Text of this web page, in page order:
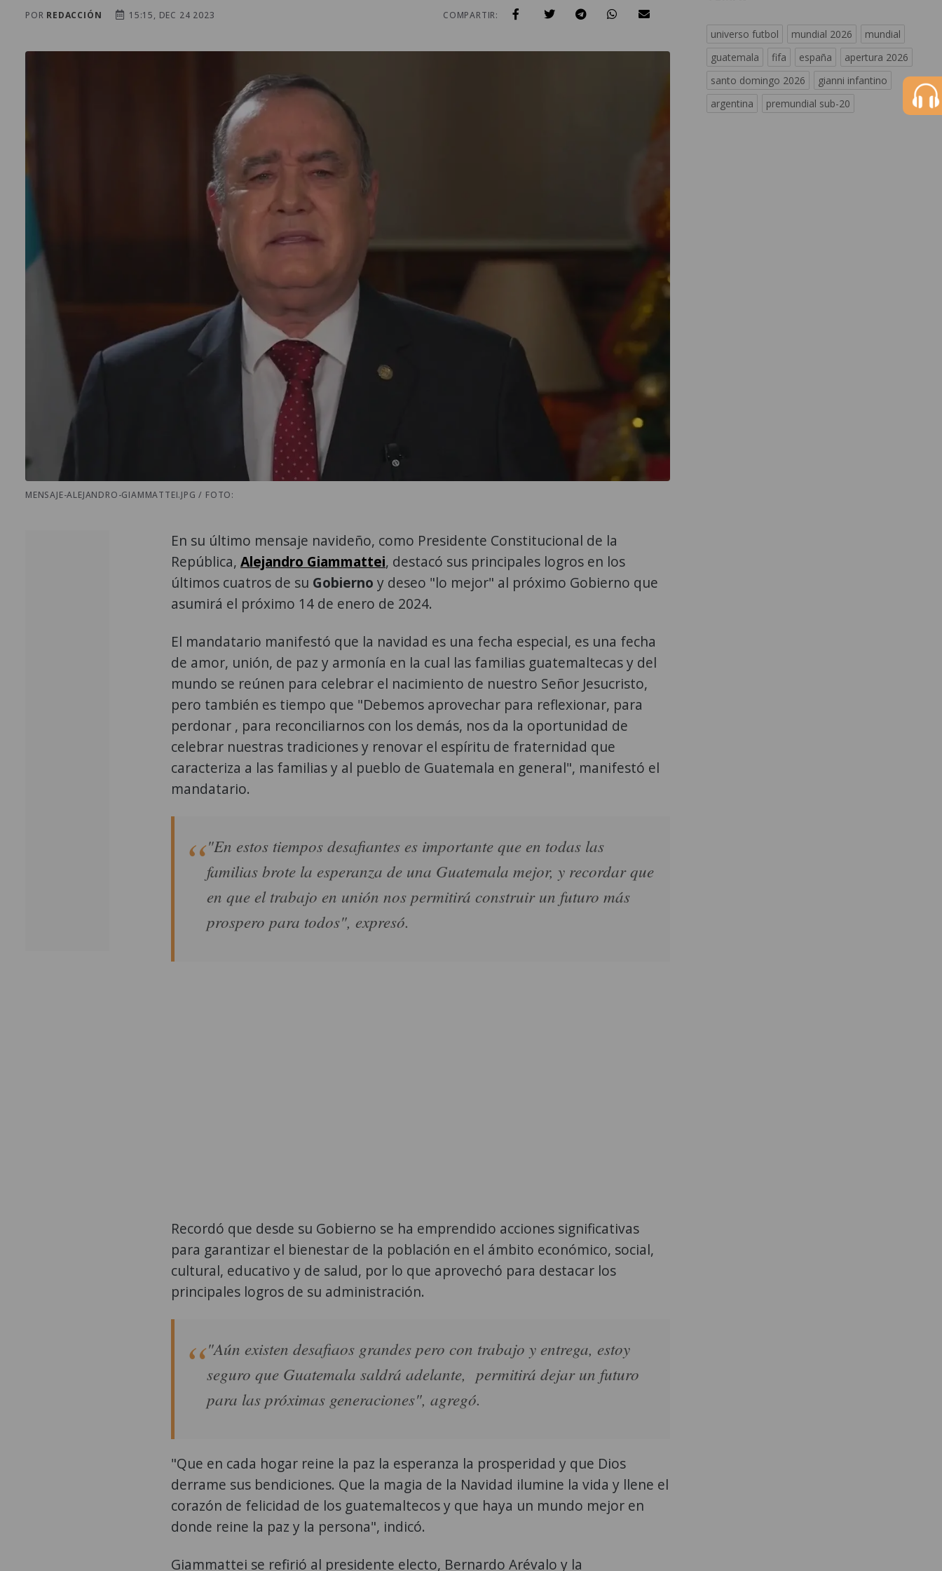
POR REDACCIÓN 15:15, DEC 24 2023 COMPARTIR:
MENSAJE-ALEJANDRO-GIAMMATTEI.JPG / FOTO:
En su último mensaje navideño, como Presidente Constitucional de la
República, Alejandro Giammattei, destacó sus principales logros en los
últimos cuatros de su Gobierno y deseo "lo mejor" al próximo Gobierno que
asumirá el próximo 14 de enero de 2024.
El mandatario manifestó que la navidad es una fecha especial, es una fecha
de amor, unión, de paz y armonía en la cual las familias guatemaltecas y del
mundo se reúnen para celebrar el nacimiento de nuestro Señor Jesucristo,
pero también es tiempo que "Debemos aprovechar para reflexionar, para
perdonar , para reconciliarnos con los demás, nos da la oportunidad de
celebrar nuestras tradiciones y renovar el espíritu de fraternidad que
caracteriza a las familias y al pueblo de Guatemala en general", manifestó el
mandatario.
"En estos tiempos desafiantes es importante que en todas las
familias brote la esperanza de una Guatemala mejor, y recordar que
en que el trabajo en unión nos permitirá construir un futuro más
prospero para todos", expresó.
Recordó que desde su Gobierno se ha emprendido acciones significativas
para garantizar el bienestar de la población en el ámbito económico, social,
cultural, educativo y de salud, por lo que aprovechó para destacar los
principales logros de su administración.
"Aún existen desafiaos grandes pero con trabajo y entrega, estoy
seguro que Guatemala saldrá adelante, permitirá dejar un futuro
para las próximas generaciones", agregó.
"Que en cada hogar reine la paz la esperanza la prosperidad y que Dios
derrame sus bendiciones. Que la magia de la Navidad ilumine la vida y llene el
corazón de felicidad de los guatemaltecos y que haya un mundo mejor en
donde reine la paz y la persona", indicó.
Giammattei se refirió al presidente electo, Bernardo Arévalo y la
universo futbol mundial 2026
mundial
guatemala
fifa españa
apertura 2026
santo domingo 2026
gianni infantino
argentina
premundial sub-20